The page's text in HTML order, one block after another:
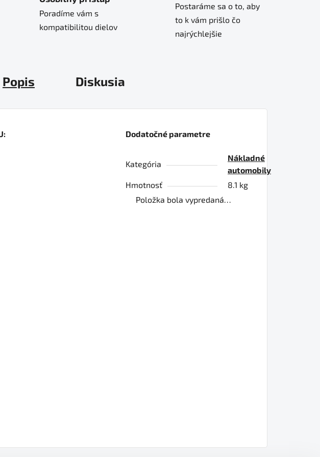
Poradíme vám s
kompatibilitou dielov
Postaráme sa o to, aby
to k vám prišlo čo
najrýchlejšie
Popis Diskusia
Dodatočné parametre
Kategória
Nákladné
automobily
Hmotnosť
8.1 kg
Položka bola vypredaná…